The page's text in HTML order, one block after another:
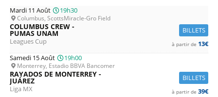
Mardi 11 Août 19h30
Columbus, ScottsMiracle-Gro Field
BILLETS
COLUMBUS CREW -
PUMAS UNAM
Leagues Cup à partir de 13€
Samedi 15 Août
19h00
Monterrey, Estadio BBVA Bancomer
BILLETS
RAYADOS DE MONTERREY -
JUÁREZ
Liga MX à partir de 39€